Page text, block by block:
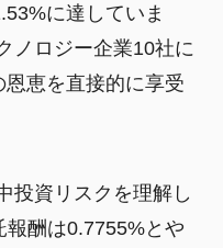
に達していま
ノロジー企業10社に
恵を直接的に享受
投資リスクを理解し
酬は0.7755%とや